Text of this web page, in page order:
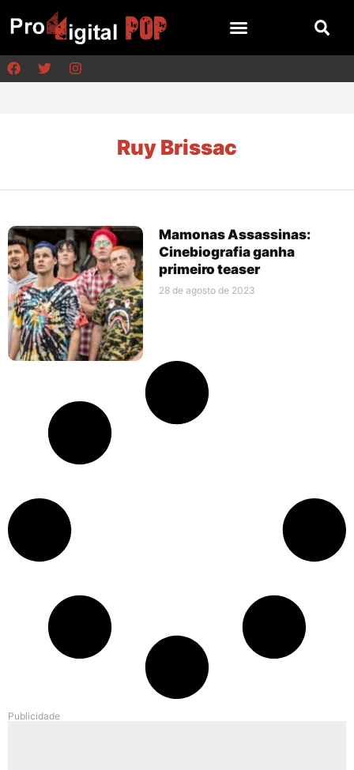
Ruy Brissac
Mamonas Assassinas:
Cinebiografia ganha
primeiro teaser
28 de agosto de 2023
Publicidade